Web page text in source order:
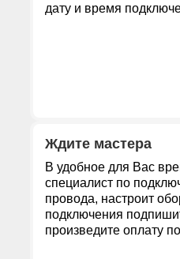
дату и время
Ждите мастера
В удобное для Вас
специалист по
провода, настроит
подключения
произведите оплату